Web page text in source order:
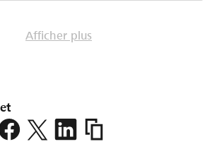
Afficher plus
https://
niedersimmental-